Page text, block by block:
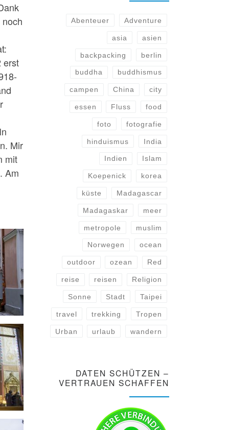
erst
Mir
mit
Am
Abenteuer Adventure
asia asien
backpacking berlin
buddha buddhismus
campen China city
essen Fluss food
foto fotografie
hinduismus India
Indien Islam
Koepenick korea
küste Madagascar
Madagaskar meer
metropole muslim
Norwegen ocean
outdoor ozean Red
reise reisen Religion
Sonne Stadt Taipei
travel trekking Tropen
Urban urlaub wandern
DATEN SCHÜTZEN –
VERTRAUEN SCHAFFEN